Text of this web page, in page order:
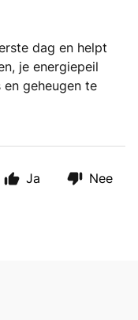
dag en helpt
je energiepeil
geheugen te
Ja Nee